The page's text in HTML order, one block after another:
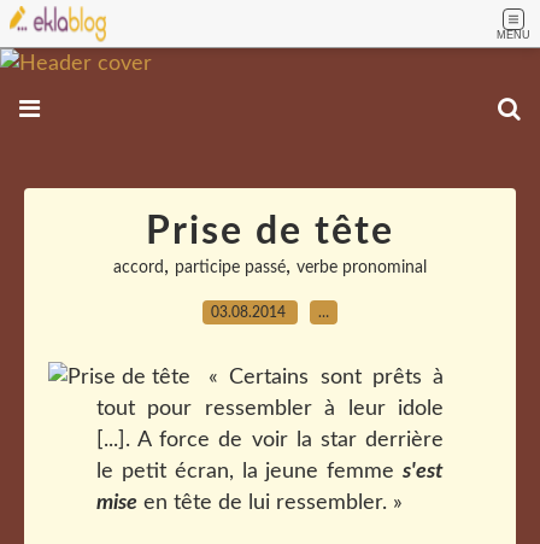
MENU
Prise de tête
accord , participe passé, verbe pronominal
03.08.2014 …
« Certains sont prêts à
tout pour ressembler à leur idole
[...]. A force de voir la star derrière
le petit écran, la jeune femme s'est
mise en tête de lui ressembler. »